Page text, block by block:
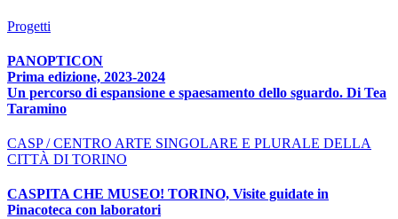
Progetti
PANOPTICON
Prima edizione, 2023-2024
Un percorso di espansione e spaesamento dello sguardo. Di Tea
Taramino
CASP / CENTRO ARTE SINGOLARE E PLURALE DELLA
CITTÀ DI TORINO
CASPITA CHE MUSEO! TORINO, Visite guidate in
Pinacoteca con laboratori